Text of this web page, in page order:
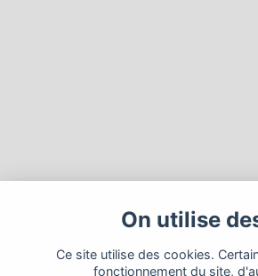
On utilise
Ce site utilise des cookies.
fonctionnement du site,